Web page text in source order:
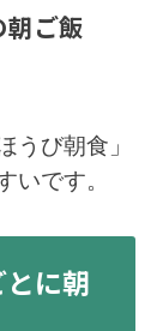
ご飯
うび朝食」
いです。
に朝